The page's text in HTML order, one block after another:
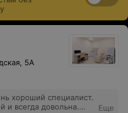
5А
хороший специалист.
и всегда довольна.
Еще